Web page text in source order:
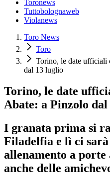
Toronews
Tuttobolognaweb
Violanews
Toro News
Toro
Torino, le date ufficiali
dal 13 luglio
Torino, le date
Abate: a Pinzolo
I granata prima si
Filadelfia e lì ci sarà
allenamento a porte
anche delle